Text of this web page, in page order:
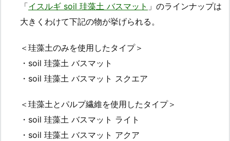
「イスルギ soil 珪藻土 バスマット 」のラインナップは
大きくわけて下記の物が挙げられる。
＜珪藻土のみを使用したタイプ＞
・soil 珪藻土 バスマット
・soil 珪藻土 バスマット スクエア
＜珪藻土とパルプ繊維を使用したタイプ＞
・soil 珪藻土 バスマット ライト
・soil 珪藻土 バスマット アクア